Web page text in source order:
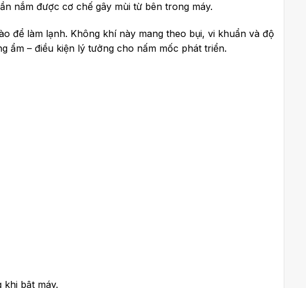
nắm được cơ chế gây mùi từ bên trong máy.
để làm lạnh. Không khí này mang theo bụi, vi khuẩn và độ
ẩm – điều kiện lý tưởng cho nấm mốc phát triển.
bật máy.